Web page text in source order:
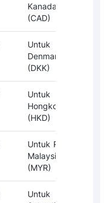
Kanada
(CAD)
Untuk Kroner
Denmark
(DKK)
Untuk Dolar
Hongkong
(HKD)
Untuk Ringgit
Malaysia
(MYR)
Untuk Dolar